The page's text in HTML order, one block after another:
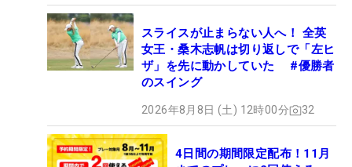
スライスが止まらない人へ！ 全英
女王・桑木志帆は切り返しで「左ヒ
ザ」を先に動かしていた #優勝者
のスイング
2026年8月8日 (土) 12時00分 32
4日間の期間限定配布！11月